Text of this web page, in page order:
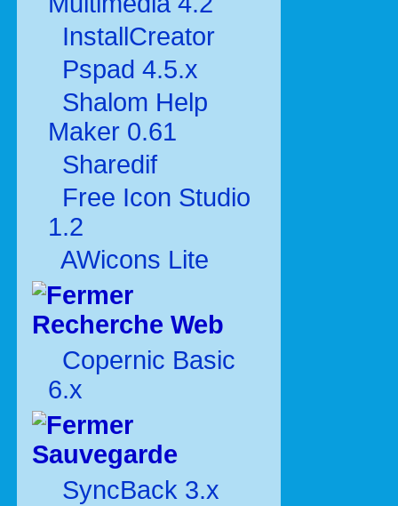
InstallCreator
Pspad 4.5.x
Shalom Help
Maker 0.61
Sharedif
Free Icon Studio
1.2
AWicons Lite
Recherche Web
Copernic Basic
6.x
Sauvegarde
SyncBack 3.x